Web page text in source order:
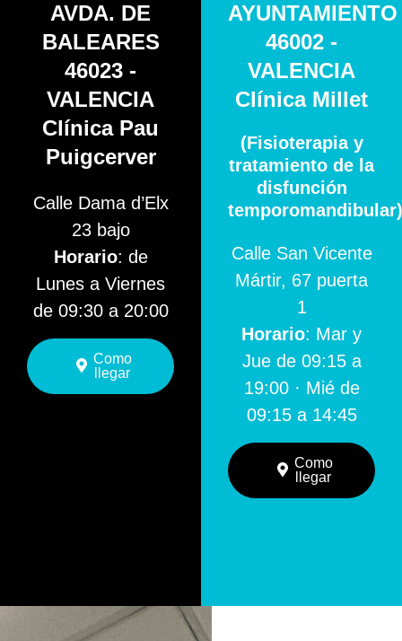
AVDA. DE
BALEARES
46023 -
VALENCIA
Clínica Pau
Puigcerver
Calle Dama d’Elx
23 bajo
Horario: de
Lunes a Viernes
de 09:30 a 20:00
Como
llegar
AYUNTAMIENTO
46002 -
VALENCIA
Clínica Millet
(Fisioterapia y
tratamiento de la
disfunción
temporomandibular)
Calle San Vicente
Mártir, 67 puerta
1
Horario: Mar y
Jue de 09:15 a
19:00 · Mié de
09:15 a 14:45
Como
llegar